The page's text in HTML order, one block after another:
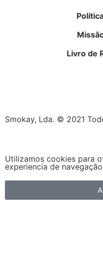
Livro de
Smokay, Lda. © 2021
Utilizamos cookies para
experiencia de